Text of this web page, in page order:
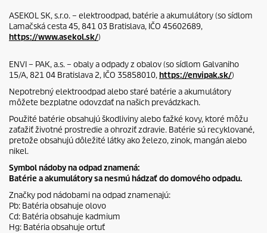
ASEKOL SK, s.r.o. – elektroodpad, batérie a akumulátory (so sídlom
Lamačská cesta 45, 841 03 Bratislava, IČO 45602689,
https://www.asekol.sk/)
ENVI – PAK, a.s. – obaly a odpady z obalov (so sídlom Galvaniho
15/A, 821 04 Bratislava 2, IČO 35858010,https://envipak.sk/)
Nepotrebný elektroodpad alebo staré batérie a akumulátory
môžete bezplatne odovzdať na našich prevádzkach.
Použité batérie obsahujú škodliviny alebo ťažké kovy, ktoré môžu
zaťažiť životné prostredie a ohroziť zdravie. Batérie sú recyklované,
pretože obsahujú dôležité látky ako železo, zinok, mangán alebo
nikel.
Symbol nádoby na odpad znamená:
Batérie a akumulátory sa nesmú hádzať do domového odpadu.
Značky pod nádobami na odpad znamenajú:
Pb: Batéria obsahuje olovo
Cd: Batéria obsahuje kadmium
Hg: Batéria obsahuje ortuť